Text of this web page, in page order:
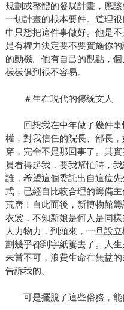
規劃或整體的發展計畫，應
一切計畫的根本要件。道理
中只想把這件事做好。他是
是有權力決定要不要實施你
的動機。他有自己的觀點，
樣樣俱到很不容易。
＃生在現代的傳統文人
回想我在中年做了幾件事
權，對我信任的院長、部長
穿，完全不是那回事了。其
員看得起我，要我幫忙時，
誰，希望這個委託出自這位
式，已經自比較合理的籌備
荒唐！自此而後，新博物館
衣裳，不知新娘是何人是同
人力物力，到頭來，一旦設
劃幾乎都到字紙簍去了。人
未嘗不可，浪費生命在無益
告訴我的。
可是擺脫了這些俗務，能